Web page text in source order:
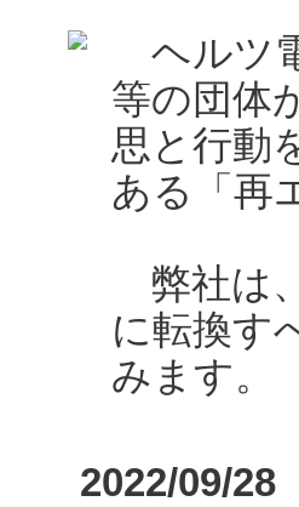
ヘルツ
等の団体
思と行動
ある「再
弊社は
に転換す
みます。
2022/09/28